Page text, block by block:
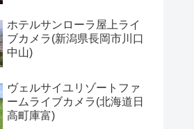
ホテルサンローラ屋上ライ
ブカメラ(新潟県長岡市川口
中山)
ヴェルサイユリゾートファ
ームライブカメラ(北海道日
高町庫富)